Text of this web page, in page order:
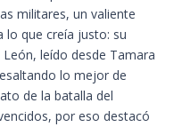
militares, un valiente
lo que creía justo: su
leído desde Tamara
lo mejor de
de la batalla del
por eso destacó